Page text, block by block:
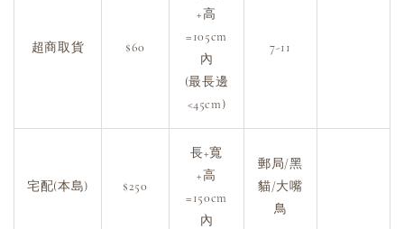
超商取貨 $60
+高
=105cm
內
(最長邊
<45cm)
7-11
宅配(本島) $250
長+寬
+高
=150cm
內
郵局/黑
貓/大嘴
鳥